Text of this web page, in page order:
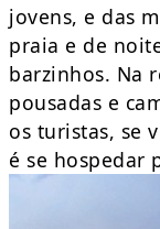
jovens, e das
praia e de
barzinhos. Na
pousadas e
os turistas, se
é se hospedar